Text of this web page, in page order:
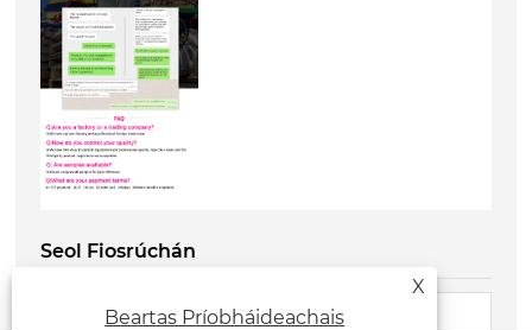
Seol Fiosrúchán
X
Beartas Príobháideachais